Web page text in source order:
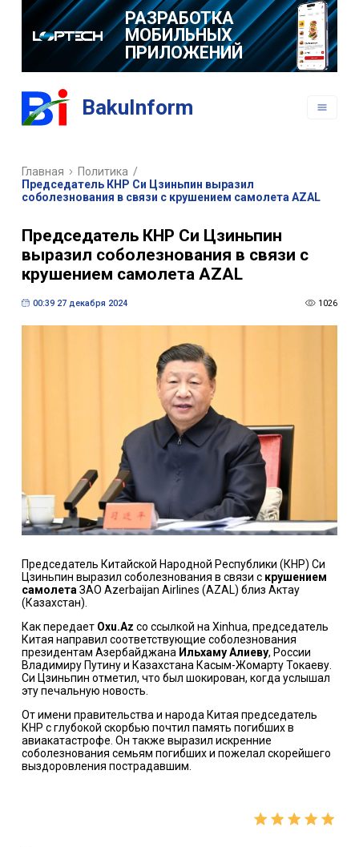
РАЗРАБОТКА
МОБИЛЬНЫХ
ПРИЛОЖЕНИЙ
BakuInform
Главная Политика /
Председатель КНР Си Цзиньпин выразил
соболезнования в связи с крушением самолета AZAL
Председатель КНР Си Цзиньпин
выразил соболезнования в связи с
крушением самолета AZAL
00:39 27 декабря 2024 1026
Председатель Китайской Народной Республики (КНР) Си
Цзиньпин выразил соболезнования в связи с крушением
самолетаЗАО Azerbaijan Airlines (AZAL) близ Актау
(Казахстан).
Как передает Oxu.Az со ссылкой на Xinhua, председатель
Китая направил соответствующие соболезнования
президентам Азербайджана Ильхаму Алиеву, России
Владимиру Путину и Казахстана Касым-Жомарту Токаеву.
Си Цзиньпин отметил, что был шокирован, когда услышал
эту печальную новость.
От имени правительства и народа Китая председатель
КНР с глубокой скорбью почтил память погибших в
авиакатастрофе. Он также выразил искренние
соболезнования семьям погибших и пожелал скорейшего
выздоровления пострадавшим.